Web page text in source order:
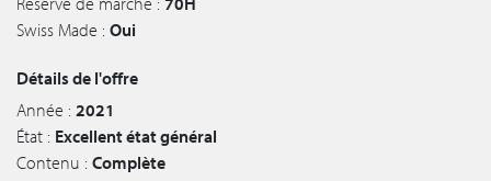
Swiss Made : Oui
Détails de l'offre
Année : 2021
État : Excellent état général
Contenu : Complète